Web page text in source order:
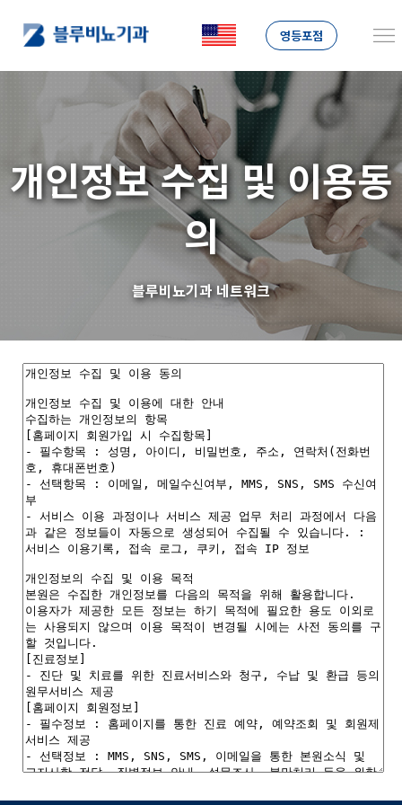
영등포점
개인정보 수집 및 이용동
의
블루비뇨기과 네트워크